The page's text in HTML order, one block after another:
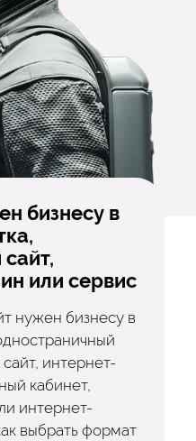
бизнесу в
или сервис
нужен бизнесу в
интернет-
кабинет,
интернет-
выбрать формат